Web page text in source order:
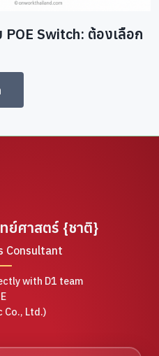
POE Switch: ต้องเลือก
ย์ศาสตร์ {ชาติ}
Consultant
with D1 team
Co., Ltd.)